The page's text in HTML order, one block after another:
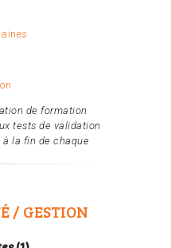
de formation
tests de validation
la fin de chaque
/ GESTION